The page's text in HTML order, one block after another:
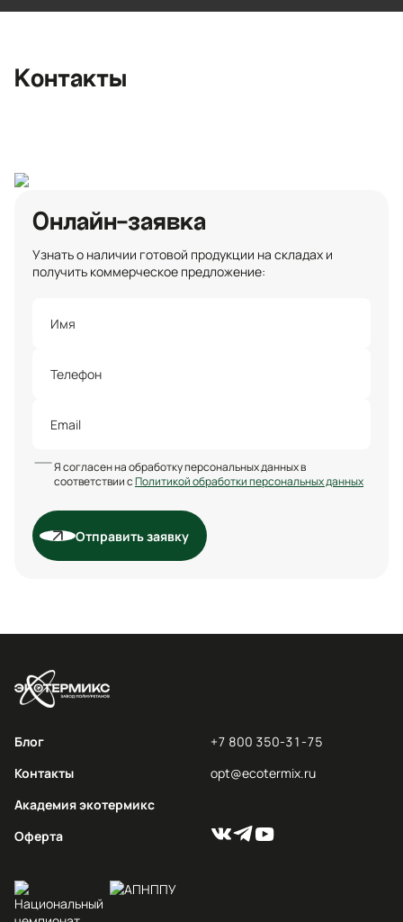
Контактыopt@ecotermix.ru
Онлайн-заявка
Узнать о наличии готовой продукции на складах и
получить коммерческое предложение:
Я согласен на обработку персональных данных в
соответствии сПолитикой обработки персональных данных
Отправить заявку
Блог
Контакты
Академия экотермикс
Оферта
+7 800 350-31-75
opt@ecotermix.ru